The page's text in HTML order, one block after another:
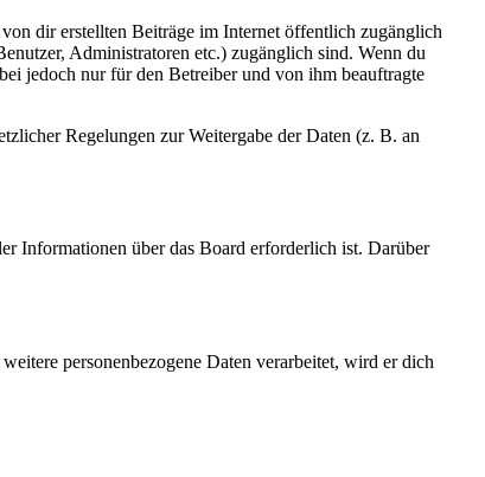
dir erstellten Beiträge im Internet öffentlich zugänglich
Administratoren etc.) zugänglich sind. Wenn du
jedoch nur für den Betreiber und von ihm beauftragte
Regelungen zur Weitergabe der Daten (z. B. an
Informationen über das Board erforderlich ist. Darüber
personenbezogene Daten verarbeitet, wird er dich